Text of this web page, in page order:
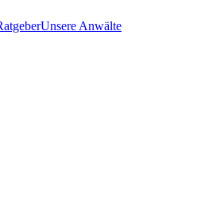
Unsere Anwälte